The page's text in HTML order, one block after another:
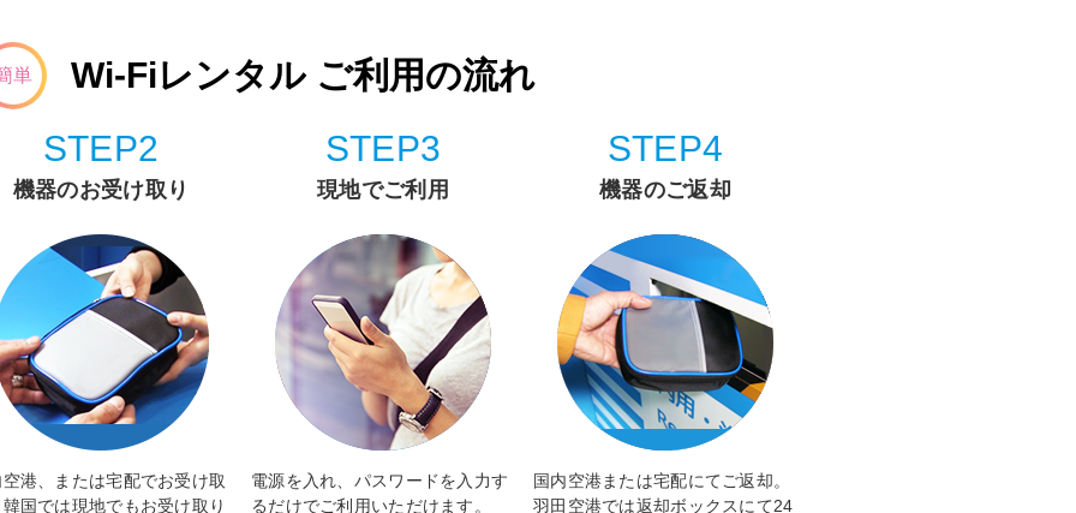
単
Wi-Fiレンタル ご利用の流れ
STEP2
機器のお受け取り
港、または宅配でお受け取
国では現地でもお受け取り
STEP3
現地でご利用
電源を入れ、パスワードを入力す
るだけでご利用いただけます。
STEP4
機器のご返却
国内空港または宅配にてご返却。
羽田空港では返却ボックスにて24